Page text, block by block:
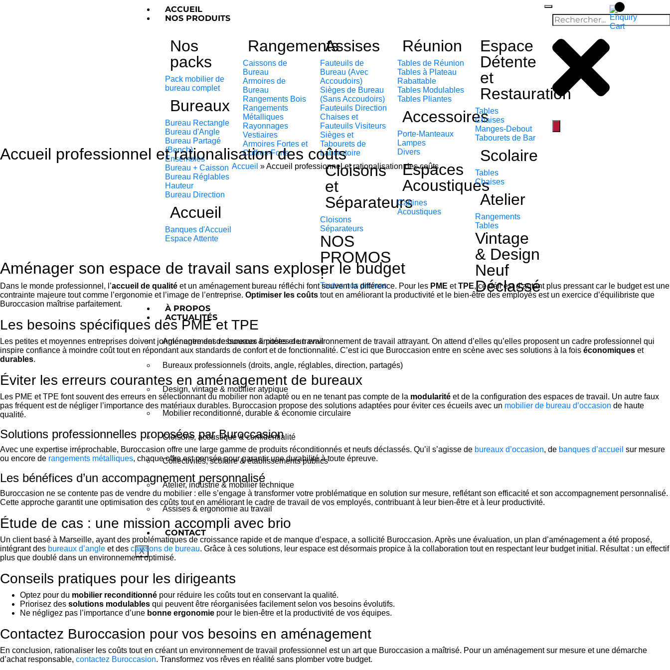
ACCUEIL
NOS PRODUITS
Nos
packs
Pack mobilier de
bureau complet
Bureaux
Bureau Rectangle
Bureau d'Angle
Bureau Partagé
(Bench)
Ensembles
Bureau + Caisson
Bureau Réglables
Hauteur
Bureau Direction
Accueil
Banques d'Accueil
Espace Attente
Rangements
Caissons de
Bureau
Armoires de
Bureau
Rangements Bois
Rangements
Métalliques
Rayonnages
Vestiaires
Armoires Fortes et
Coffres-Forts
Assises
Fauteuils de
Bureau (Avec
Accoudoirs)
Sièges de Bureau
(Sans Accoudoirs)
Fauteuils Direction
Chaises et
Fauteuils Visiteurs
Sièges et
Tabourets de
Laboratoire
Cloisons
et
Séparateurs
Cloisons
Séparateurs
NOS
PROMOS
!
Toutes nos promos
Réunion
Tables de Réunion
Tables à Plateau
Rabattable
Tables Modulables
Tables Pliantes
Accessoires
Porte-Manteaux
Lampes
Divers
Espaces
Acoustiques
Cabines
Acoustiques
Espace
Détente
et
Restauration
Tables
Chaises
Manges-Debout
Tabourets de Bar
Scolaire
Tables
Chaises
Atelier
Rangements
Tables
Vintage
& Design
Neuf
Déclassé
À PROPOS
ACTUALITÉS
Aménagement de bureaux & postes de travail
Bureaux professionnels (droits, angle, réglables, direction, partagés)
Design, vintage & mobilier atypique
Mobilier reconditionné, durable & économie circulaire
Cloisons, acoustique & confidentialité
Collectivités, scolaire & établissements publics
Atelier, industrie & mobilier technique
Assises & ergonomie au travail
CONTACT
X
Accueil professionnel et rationalisation des coûts
Accueil »Accueil professionnel et rationalisation des coûts
Aménager son espace de travail sans exploser le budget
Dans le monde professionnel, l’accueil de qualité et un aménagement bureau réfléchi font souvent la différence. Pour les PME etTPE, ce défi est d’autant plus pressant car le budget est une
contrainte majeure tout comme l’ergonomie et l’image de l’entreprise. Optimiser les coûts tout en améliorant la productivité et le bien-être des employés est un exercice d’équilibriste que
Buroccasion maîtrise parfaitement.
Les besoins spécifiques des PME et TPE
Les petites et moyennes entreprises doivent jongler entre des ressources limitées et un environnement de travail attrayant. On attend d’elles qu’elles proposent un cadre professionnel qui
inspire confiance à moindre coût tout en répondant aux standards de confort et de fonctionnalité. C’est ici que Buroccasion entre en scène avec ses solutions à la fois économiques et
durables.
Éviter les erreurs courantes en aménagement de bureaux
Les PME et TPE font souvent des erreurs en sélectionnant du mobilier non adapté ou en ne tenant pas compte de la modularité et de la configuration des espaces de travail. Un autre faux
pas fréquent est de négliger l’importance des matériaux durables. Buroccasion propose des solutions adaptées pour éviter ces écueils avec un mobilier de bureau d’occasion de haute
qualité.
Solutions professionnelles proposées par Buroccasion
Avec une expertise irréprochable, Buroccasion offre une large gamme de produits réconditionnés et neufs déclassés. Qu’il s’agisse de bureaux d’occasion, de banques d’accueil sur mesure
ou encore de rangements métalliques, chaque offre est pensée pour garantir une durabilité à toute épreuve.
Les bénéfices d’un accompagnement personnalisé
Buroccasion ne se contente pas de vendre du mobilier : elle s’engage à transformer votre problématique en solution sur mesure, reflétant son efficacité et son accompagnement personnalisé.
Cette approche garantit une optimisation des coûts tout en améliorant le cadre de travail de vos employés, contribuant à leur bien-être et à leur productivité.
Étude de cas : une mission accompli avec brio
Un client basé à Marseille, ayant des problématiques de croissance rapide et de manque d’espace, a sollicité Buroccasion. Après une évaluation, un plan d’aménagement a été proposé,
intégrant des bureaux d’angle et des caissons de bureau. Grâce à ces solutions, leur espace est désormais propice à la collaboration tout en respectant leur budget initial. Résultat : un effectif
plus que doublé dans un environnement optimisé.
Conseils pratiques pour les dirigeants
Optez pour du mobilier reconditionné pour réduire les coûts tout en conservant la qualité.
Priorisez des solutions modulables qui peuvent être réorganisées facilement selon vos besoins évolutifs.
Ne négligez pas l’importance d’une bonne ergonomie pour le bien-être et la productivité de vos équipes.
Contactez Buroccasion pour vos besoins en aménagement
En conclusion, rationaliser les coûts tout en créant un environnement de travail professionnel est un art que Buroccasion a maîtrisé. Pour un aménagement sur mesure et une démarche
d’achat responsable, contactez Buroccasion. Transformez vos rêves en réalité sans plomber votre budget.